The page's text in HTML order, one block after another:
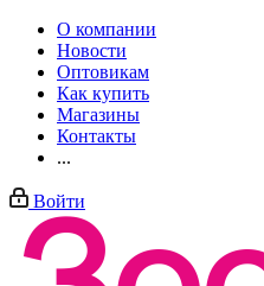
О компании
Новости
Оптовикам
Как купить
Магазины
Контакты
...
Войти